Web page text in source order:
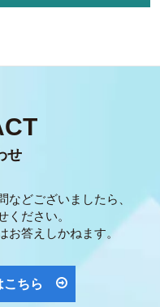
せ
どございましたら、
ください。
お答えしかねます。
こちら